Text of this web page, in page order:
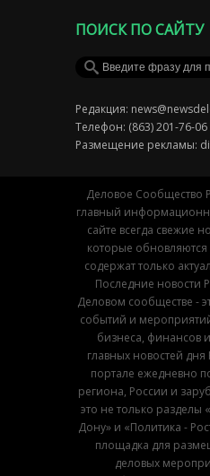
ПОИСК ПО САЙТУ
Редакция:
Телефон: (863) 201-76-06
Размещение рекламы:
Деловое Сообщество
главный
сайте всегда свежие
которые
содержат только
Последние новости
Деловом сообществе -
событий и
бизнеса, финансов
главных новостей
портале ежедневно
региона, России и
это не только разделы
Дону» и «Политика -
площадка для
деловых